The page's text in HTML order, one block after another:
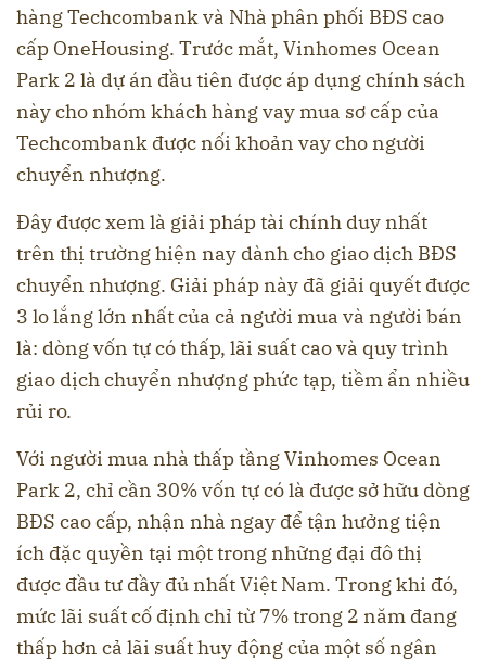
hàng Techcombank và Nhà phân phối BĐS cao
cấp OneHousing. Trước mắt, Vinhomes Ocean
Park 2 là dự án đầu tiên được áp dụng chính sách
này cho nhóm khách hàng vay mua sơ cấp của
Techcombank được nối khoản vay cho người
chuyển nhượng.
Đây được xem là giải pháp tài chính duy nhất
trên thị trường hiện nay dành cho giao dịch BĐS
chuyển nhượng. Giải pháp này đã giải quyết được
3 lo lắng lớn nhất của cả người mua và người bán
là: dòng vốn tự có thấp, lãi suất cao và quy trình
giao dịch chuyển nhượng phức tạp, tiềm ẩn nhiều
rủi ro.
Với người mua nhà thấp tầng Vinhomes Ocean
Park 2, chỉ cần 30% vốn tự có là được sở hữu dòng
BĐS cao cấp, nhận nhà ngay để tận hưởng tiện
ích đặc quyền tại một trong những đại đô thị
được đầu tư đầy đủ nhất Việt Nam. Trong khi đó,
mức lãi suất cố định chỉ từ 7% trong 2 năm đang
thấp hơn cả lãi suất huy động của một số ngân